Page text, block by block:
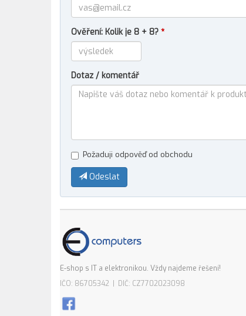
Ověření: Kolik je 8 + 8? *
Dotaz / komentář
Požaduji odpověď od obchodu
Odeslat
E-shop s IT a elektronikou. Vždy najdeme řešení!
IČO: 86705342 | DIČ: CZ7702023098